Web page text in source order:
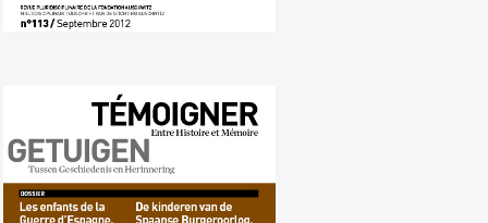
Nr. 112 (06/2012) De kinderen van
de Spaanse burgeroorlog